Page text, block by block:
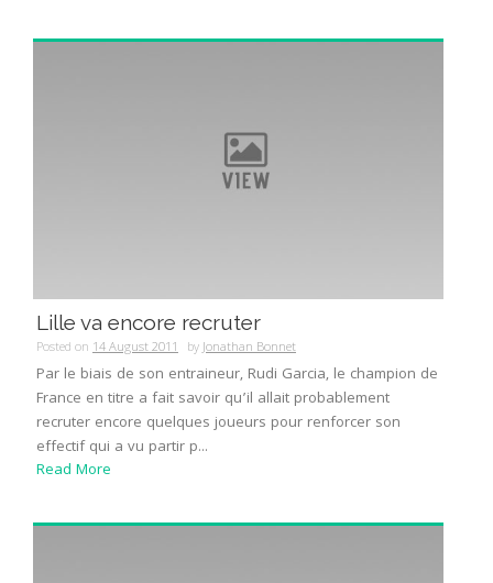
Lille va encore recruter
Posted on 14 August 2011 byJonathan Bonnet
Par le biais de son entraineur, Rudi Garcia, le champion de
France en titre a fait savoir qu’il allait probablement
recruter encore quelques joueurs pour renforcer son
effectif qui a vu partir p...
Read More